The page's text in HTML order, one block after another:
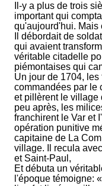
Il-y a plus de trois
important qui
qu'aujourd'hui. Mais
Il débordait de
qui avaient
véritable citadelle
piémontaises qui
Un jour de 1704,
commandées par le
et pillèrent le village
peu après, les
franchirent le Var et
opération punitive
capitaine de La
village. Il recula
et Saint-Paul,
Et débuta un
l'époque témoigne: